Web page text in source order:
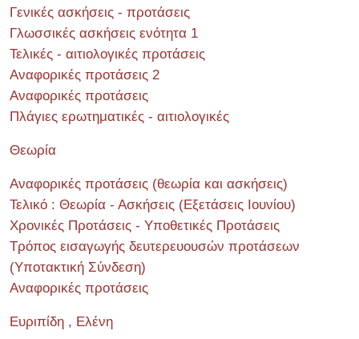
Γενικές ασκήσεις - προτάσεις
Γλωσσικές ασκήσεις ενότητα 1
Τελικές - αιτιολογικές προτάσεις
Αναφορικές προτάσεις 2
Αναφορικές προτάσεις
Πλάγιες ερωτηματικές - αιτιολογικές
Θεωρία
Αναφορικές προτάσεις (θεωρία και ασκήσεις)
Τελικό : Θεωρία - Ασκήσεις (Εξετάσεις Ιουνίου)
Χρονικές Προτάσεις - Υποθετικές Προτάσεις
Τρόπος εισαγωγής δευτερευουσών προτάσεων
(Υποτακτική Σύνδεση)
Αναφορικές προτάσεις
Ευριπίδη , Ελένη